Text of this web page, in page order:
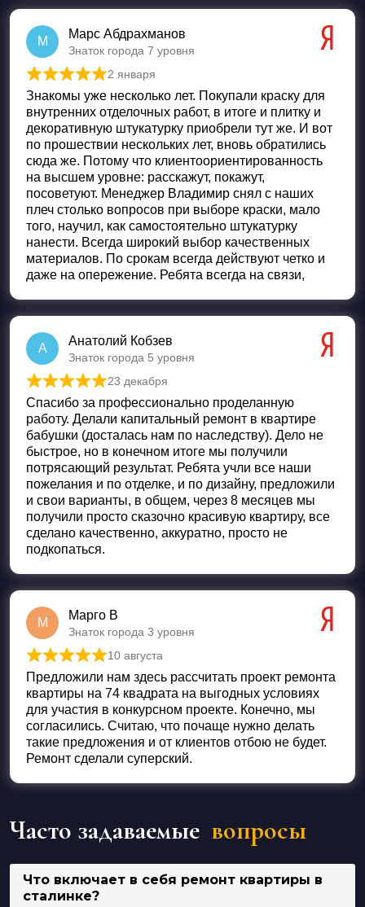
М
Марс Абдрахманов
Знаток города 7 уровня
Оценка 5из 5
2 января
Знакомы уже несколько лет. Покупали краску для
внутренних отделочных работ, в итоге и плитку и
декоративную штукатурку приобрели тут же. И вот
по прошествии нескольких лет, вновь обратились
сюда же. Потому что клиентоориентированность
на высшем уровне: расскажут, покажут,
посоветуют. Менеджер Владимир снял с наших
плеч столько вопросов при выборе краски, мало
того, научил, как самостоятельно штукатурку
нанести. Всегда широкий выбор качественных
материалов. По срокам всегда действуют четко и
даже на опережение. Ребята всегда на связи,
А
Анатолий Кобзев
Знаток города 5 уровня
Оценка5 из 5
23 декабря
Спасибо за профессионально проделанную
работу. Делали капитальный ремонт в квартире
бабушки (досталась нам по наследству). Дело не
быстрое, но в конечном итоге мы получили
потрясающий результат. Ребята учли все наши
пожелания и по отделке, и по дизайну, предложили
и свои варианты, в общем, через 8 месяцев мы
получили просто сказочно красивую квартиру, все
сделано качественно, аккуратно, просто не
подкопаться.
М
Марго В
Знаток города 3 уровня
Оценка5 из 5
10 августа
Предложили нам здесь рассчитать проект ремонта
квартиры на 74 квадрата на выгодных условиях
для участия в конкурсном проекте. Конечно, мы
согласились. Считаю, что почаще нужно делать
такие предложения и от клиентов отбою не будет.
Ремонт сделали суперский.
Часто задаваемые вопросы
Что включает в себя ремонт квартиры в
сталинке?